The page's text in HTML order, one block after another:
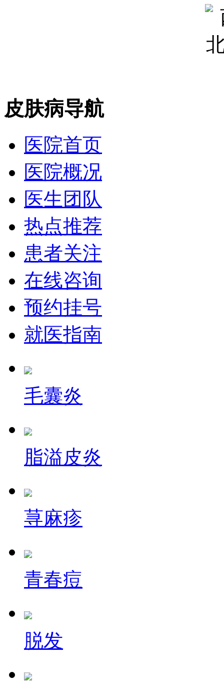
皮肤病导航
医院首页
医院概况
医生团队
热点推荐
患者关注
在线咨询
预约挂号
就医指南
毛囊炎
脂溢皮炎
荨麻疹
青春痘
脱发